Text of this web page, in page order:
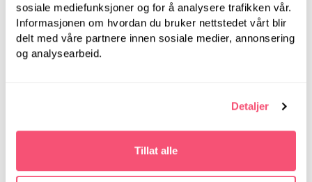
sosiale mediefunksjoner og for å analysere trafikken vår.
Informasjonen om hvordan du bruker nettstedet vårt blir
delt med våre partnere innen sosiale medier, annonsering
og analysearbeid.
Detaljer
Tillat alle
Bystrikk Maskewire
(sett a 6 stk)